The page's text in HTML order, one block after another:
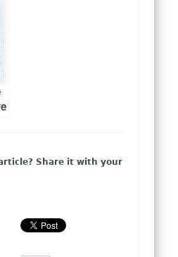
Share it with your